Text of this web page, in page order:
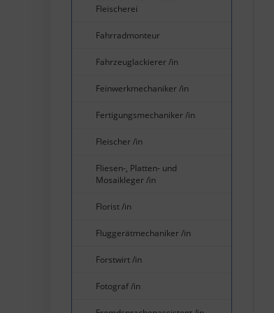
Fleischerei
Fahrradmonteur
Fahrzeuglackierer /in
Feinwerkmechaniker /in
Fertigungsmechaniker /in
Fleischer /in
Fliesen-, Platten- und
Mosaikleger /in
Florist /in
Fluggerätmechaniker /in
Forstwirt /in
Fotograf /in